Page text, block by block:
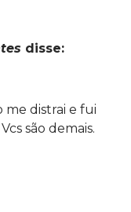
disse:
distrai e fui
são demais.